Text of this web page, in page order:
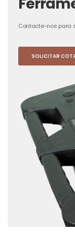
Contacte-nos para
SOLICITAR